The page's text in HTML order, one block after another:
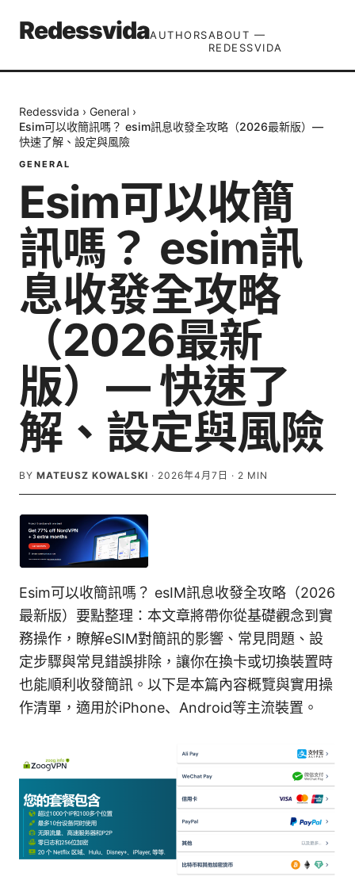
RedessvidaAUTHORSABOUT —
REDESSVIDA
Redessvida › General ›
Esim可以收簡訊嗎？ esim訊息收發全攻略（2026最新版）—
快速了解、設定與風險
GENERAL
Esim可以收簡
訊嗎？ esim訊
息收發全攻略
（2026最新
版）— 快速了
解、設定與風險
BY MATEUSZ KOWALSKI · 2026年4月7日 · 2 MIN
Esim可以收簡訊嗎？ esIM訊息收發全攻略（2026
最新版）要點整理：本文章將帶你從基礎觀念到實
務操作，瞭解eSIM對簡訊的影響、常見問題、設
定步驟與常見錯誤排除，讓你在換卡或切換裝置時
也能順利收發簡訊。以下是本篇內容概覽與實用操
作清單，適用於iPhone、Android等主流裝置。